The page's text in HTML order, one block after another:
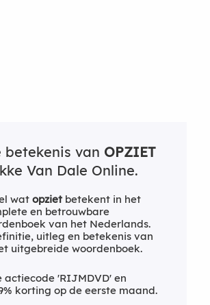
betekenis van OPZIET
Van Dale Online.
wat opzietbetekent in het
en betrouwbare
van het Nederlands.
uitleg en betekenis van
uitgebreide woordenboek.
actiecode 'RIJMDVD' en
korting op de eerste maand.